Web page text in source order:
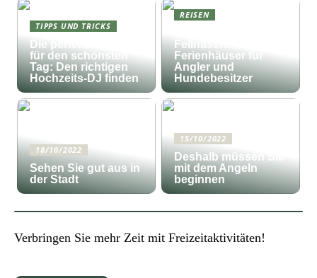
TIPPS UND TRICKS
Die perfekte Musik
für den schönsten
Tag: Den richtigen
Hochzeits-DJ finden
REISEN
Fellnasen:
Ferienhäuser für
Angler und
Hundebesitzer
18/10/2022
Sehen Sie gut aus in
der Stadt
15/10/2022
Deshalb müssen Sie
mit dem Angeln
beginnen
Verbringen Sie mehr Zeit mit Freizeitaktivitäten!